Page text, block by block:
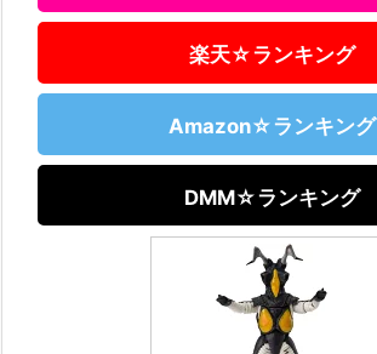
楽天☆ランキング
Amazon☆ランキング
DMM☆ランキング